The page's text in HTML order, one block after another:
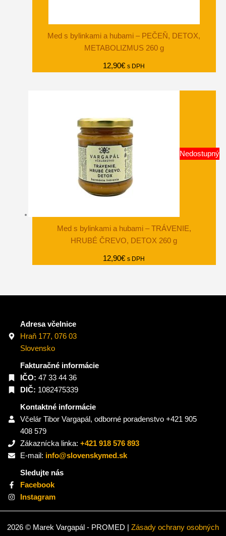
Med s bylinkami a hubami – PEČEŇ, DETOX,
METABOLIZMUS 260 g
12,90€ s DPH
Nedostupný
Med s bylinkami a hubami – TRÁVENIE,
HRUBÉ ČREVO, DETOX 260 g
12,90€ s DPH
Adresa včelnice
Hraň 177, 076 03
Slovensko
Fakturačné informácie
IČO: 47 33 44 36
DIČ: 1082475339
Kontaktné informácie
Včelár Tibor Vargapál, odborné poradenstvo +421 905
408 579
Zákaznícka linka: +421 918 576 893
E-mail: info@slovenskymed.sk
Sledujte nás
Facebook
Instagram
2026 © Marek Vargapál - PROMED | Zásady ochrany osobných